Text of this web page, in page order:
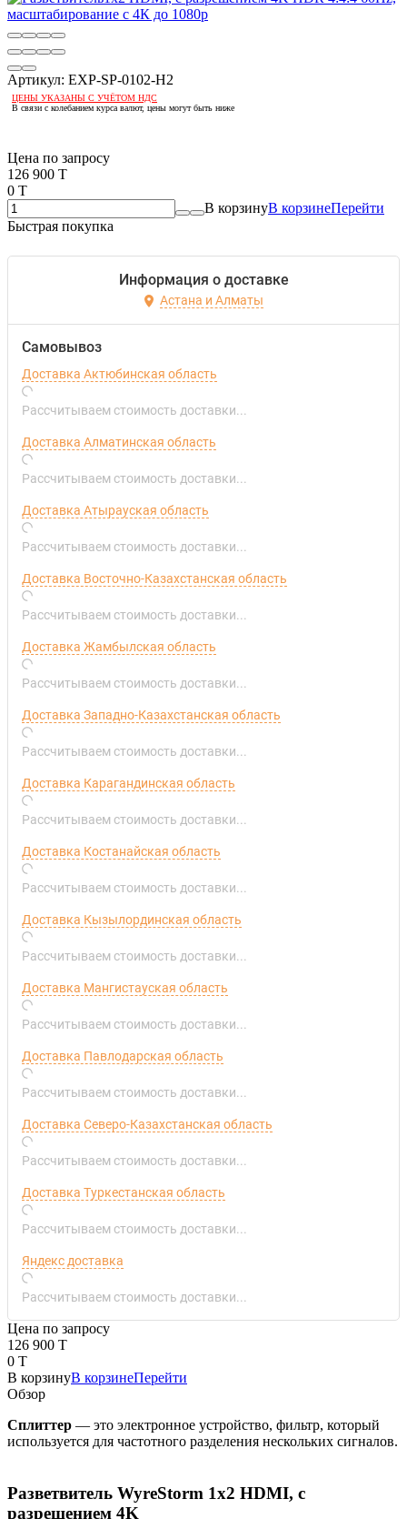
Артикул: EXP-SP-0102-H2
ЦЕНЫ УКАЗАНЫ С УЧЁТОМ НДС
В связи с колебанием курса валют, цены могут быть ниже
Цена по запросу
126 900 T
0 T
В корзинуВ корзинеПерейти
Быстрая покупка
Информация о доставке
Астана и Алматы
Самовывоз
Доставка Актюбинская область
Рассчитываем стоимость доставки...
Доставка Алматинская область
Рассчитываем стоимость доставки...
Доставка Атырауская область
Рассчитываем стоимость доставки...
Доставка Восточно-Казахстанская область
Рассчитываем стоимость доставки...
Доставка Жамбылская область
Рассчитываем стоимость доставки...
Доставка Западно-Казахстанская область
Рассчитываем стоимость доставки...
Доставка Карагандинская область
Рассчитываем стоимость доставки...
Доставка Костанайская область
Рассчитываем стоимость доставки...
Доставка Кызылординская область
Рассчитываем стоимость доставки...
Доставка Мангистауская область
Рассчитываем стоимость доставки...
Доставка Павлодарская область
Рассчитываем стоимость доставки...
Доставка Северо-Казахстанская область
Рассчитываем стоимость доставки...
Доставка Туркестанская область
Рассчитываем стоимость доставки...
Яндекс доставка
Рассчитываем стоимость доставки...
Цена по запросу
126 900 T
0 T
В корзинуВ корзинеПерейти
Обзор
Сплиттер — это электронное устройство, фильтр, который
используется для частотного разделения нескольких сигналов.
Разветвитель WyreStorm 1x2 HDMI, с
разрешением 4K